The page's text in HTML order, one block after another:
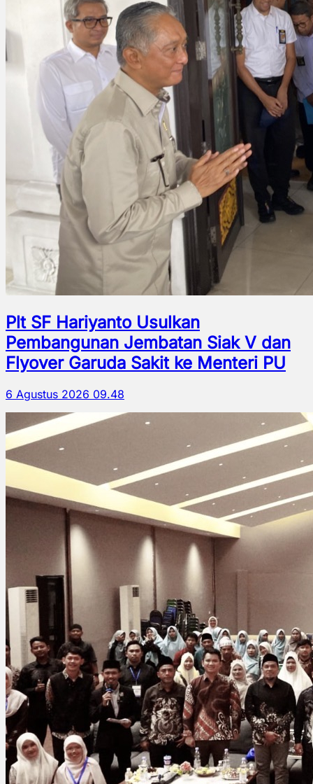
Plt SF Hariyanto Usulkan
Pembangunan Jembatan Siak V dan
Flyover Garuda Sakit ke Menteri PU
6 Agustus 2026 09.48